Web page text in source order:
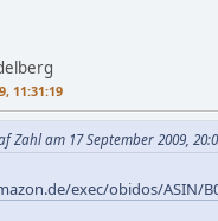
11:31:19
Zahl am 17 September 2009,
exec/obidos/ASIN/